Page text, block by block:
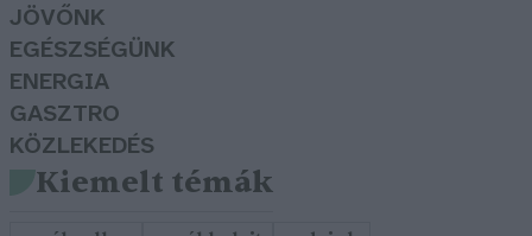
JÖVŐNK
EGÉSZSÉGÜNK
ENERGIA
GASZTRO
KÖZLEKEDÉS
Kiemelt témák